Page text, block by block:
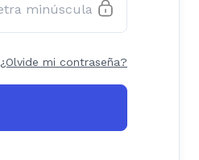
¿Olvide mi contraseña?